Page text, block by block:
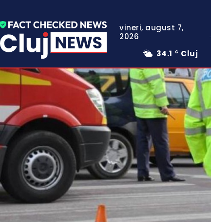
vineri, august 7,
2026
34.1
C Cluj